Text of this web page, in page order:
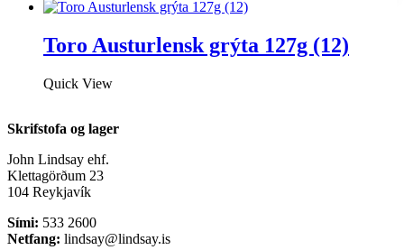
Toro Austurlensk grýta 127g (12)
Quick View
Skrifstofa og lager
John Lindsay ehf.
Klettagörðum 23
104 Reykjavík
Sími: 533 2600
Netfang: lindsay@lindsay.is